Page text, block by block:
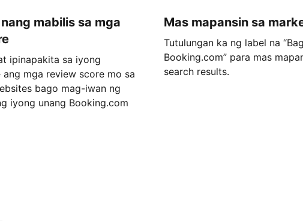
mabilis sa mga
ipinapakita sa iyong
mga review score mo sa
bago mag-iwan ng
iyong unang Booking.com
Mas mapansin sa
Tutulungan ka ng label na
Booking.com” para mas
search results.